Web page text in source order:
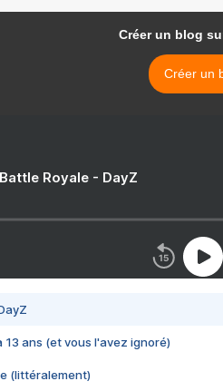
Créer un blog
Créer un
Royale - DayZ
13 ans (et vous l'avez ignoré)
(littéralement)